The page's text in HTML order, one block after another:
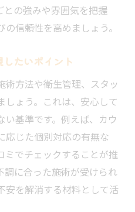
院の対応力を把握しよ
なら体験談がカギ
得られる安心感とは
鍼灸院を選ぶメリット
が有効な理由を解説
灸院の特徴を把握する
分に合う鍼灸院を発見
験談で見極めよう
との強みや雰囲気を把握
信頼性を高めましょう。
たいポイント
方法や衛生管理、スタッ
しょう。これは、安心して
基準です。例えば、カウ
応じた個別対応の有無な
ミでチェックすることが推
調に合った施術が受けられ
安を解消する材料として活